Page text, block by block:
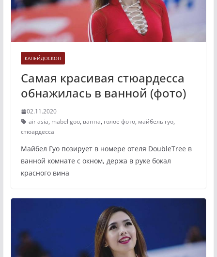
КАЛЕЙДОСКОП
Самая красивая стюардесса
обнажилась в ванной (фото)
02.11.2020
air asia, mabel goo, ванна, голое фото, майбель гуо,
стюардесса
Майбел Гуо позирует в номере отеля DoubleTree в
ванной комнате с окном, держа в руке бокал
красного вина